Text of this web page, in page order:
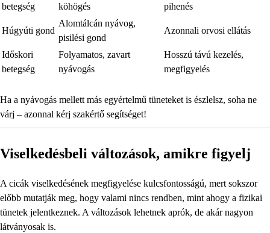
betegség
köhögés
pihenés
Húgyúti gond
Alomtálcán nyávog,
pisilési gond
Azonnali orvosi ellátás
Időskori
betegség
Folyamatos, zavart
nyávogás
Hosszú távú kezelés,
megfigyelés
Ha a nyávogás mellett más egyértelmű tüneteket is észlelsz, soha ne
várj – azonnal kérj szakértő segítséget!
Viselkedésbeli változások, amikre figyelj
A cicák viselkedésének megfigyelése kulcsfontosságú, mert sokszor
előbb mutatják meg, hogy valami nincs rendben, mint ahogy a fizikai
tünetek jelentkeznek. A változások lehetnek aprók, de akár nagyon
látványosak is.